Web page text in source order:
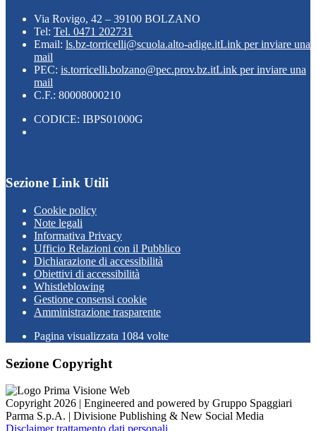
Via Rovigo, 42 – 39100 BOLZANO
Tel: Tel. 0471 202731
Email: ls.bz-torricelli@scuola.alto-adige.itLink per inviare una
mail
PEC: is.torricelli.bolzano@pec.prov.bz.itLink per inviare una
mail
C.F.: 80008000210
CODICE: IBPS01000G
Sezione Link Utili
Cookie policy
Note legali
Informativa Privacy
Ufficio Relazioni con il Pubblico
Dichiarazione di accessibilità
Obiettivi di accessibilità
Whistleblowing
Gestione consensi cookie
Amministrazione trasparente
Pagina visualizzata 1084 volte
Sezione Copyright
Copyright 2026 | Engineered and powered by Gruppo Spaggiari
Parma S.p.A. | Divisione Publishing & New Social Media